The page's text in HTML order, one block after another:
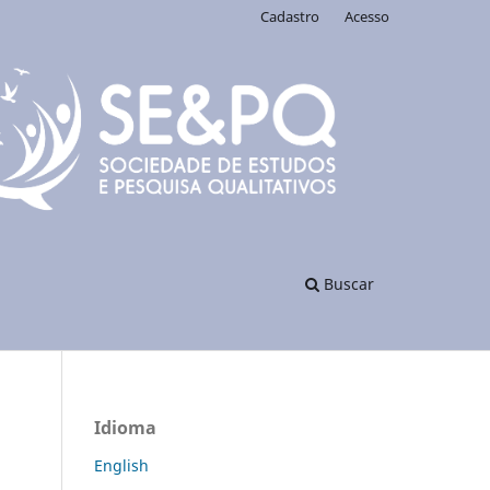
Buscar
Cadastro Acesso
Idioma
English